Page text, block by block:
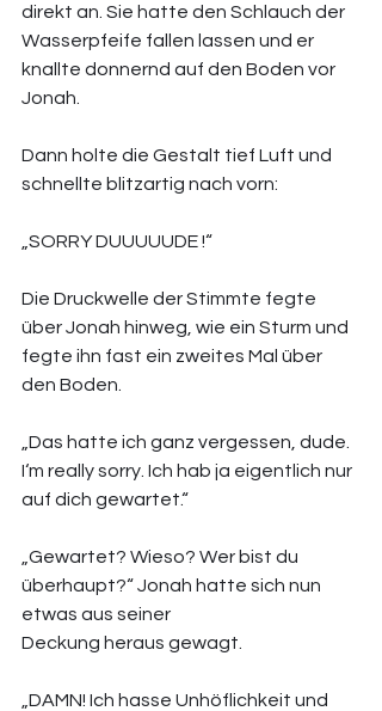
direkt an. Sie hatte den Schlauch der
Wasserpfeife fallen lassen und er
knallte donnernd auf den Boden vor
Jonah.
Dann holte die Gestalt tief Luft und
schnellte blitzartig nach vorn:
„SORRY DUUUUUDE !“
Die Druckwelle der Stimmte fegte
über Jonah hinweg, wie ein Sturm und
fegte ihn fast ein zweites Mal über
den Boden.
„Das hatte ich ganz vergessen, dude.
I‘m really sorry. Ich hab ja eigentlich nur
auf dich gewartet.“
„Gewartet? Wieso? Wer bist du
überhaupt?“ Jonah hatte sich nun
etwas aus seiner
Deckung heraus gewagt.
„DAMN! Ich hasse Unhöflichkeit und